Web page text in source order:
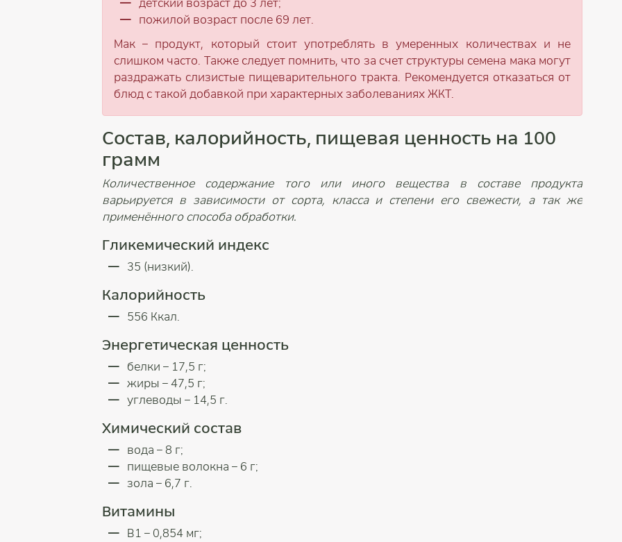
пожилой возраст после 69 лет.
Мак – продукт, который стоит употреблять в умеренных количествах и не
слишком часто. Также следует помнить, что за счет структуры семена мака могут
раздражать слизистые пищеварительного тракта. Рекомендуется отказаться от
блюд с такой добавкой при характерных заболеваниях ЖКТ.
Состав, калорийность, пищевая ценность на 100
грамм
Количественное содержание того или иного вещества в составе продукта
варьируется в зависимости от сорта, класса и степени его свежести, а так же
применённого способа обработки.
Гликемический индекс
35 (низкий).
Калорийность
556 Ккал.
Энергетическая ценность
белки – 17,5 г;
жиры – 47,5 г;
углеводы – 14,5 г.
Химический состав
вода – 8 г;
пищевые волокна – 6 г;
зола – 6,7 г.
Витамины
В1 – 0,854 мг;